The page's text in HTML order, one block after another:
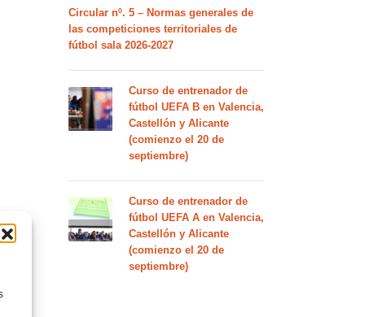
Circular nº. 5 – Normas generales de
las competiciones territoriales de
fútbol sala 2026-2027
Curso de entrenador de
fútbol UEFA B en Valencia,
Castellón y Alicante
(comienzo el 20 de
septiembre)
Curso de entrenador de
fútbol UEFA A en Valencia,
Castellón y Alicante
(comienzo el 20 de
septiembre)